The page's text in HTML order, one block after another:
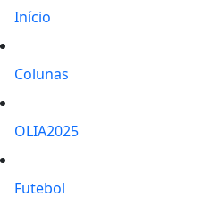
Início
Colunas
OLIA2025
Futebol